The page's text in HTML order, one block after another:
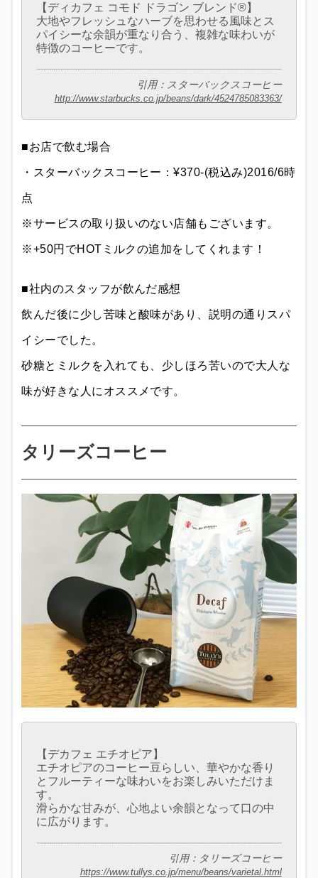
【ディカフェ コモド ドラゴン ブレンド®】
大地やフレッシュなハーブを思わせる風味とス
パイシーな余韻が重なり合う、複雑な味わいが
特徴のコーヒーです。
引用：スターバックスコーヒー
http://www.starbucks.co.jp/beans/dark/4524785083363/
■お店で飲む場合
・スターバックスコーヒー：¥370-(税込み)2016/6時
点
※サービスの取り扱いのない店舗もございます。
※+50円でHOTミルクの追加をしてくれます！
■社内のスタッフが飲んだ感想
飲んだ後に少し苦味と酸味があり、説明の通りスパ
イシーでした。
砂糖とミルクを入れても、少しほろ苦いので大人な
味が好きな人にオススメです。
タリーズコーヒー
【デカフェ エチオピア】
エチオピアのコーヒー豆らしい、華やかな香り
とフルーティーな味わいをお楽しみいただけま
す。
滑らかな甘みが、心地よい余韻となって口の中
に広がります。
引用：タリーズコーヒー
https://www.tullys.co.jp/menu/beans/varietal.html